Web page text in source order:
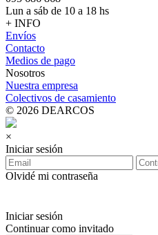
Lun a sáb de 10 a 18 hs
+ INFO
Envíos
Contacto
Medios de pago
Nosotros
Nuestra empresa
Colectivos de casamiento
© 2026 DEARCOS
×
Iniciar sesión
Olvidé mi contraseña
Iniciar sesión
Continuar como invitado